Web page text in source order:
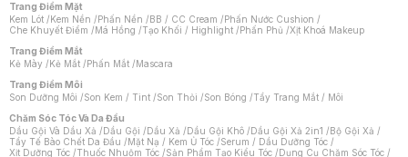
Trang Điểm Mặt
Kem Lót /Kem Nền /Phấn Nền /BB / CC Cream /Phấn Nước Cushion /
Che Khuyết Điểm /Má Hồng /Tạo Khối / Highlight /Phấn Phủ /Xịt Khoá Makeup
Trang Điểm Mắt
Kẻ Mày /Kẻ Mắt /Phấn Mắt /Mascara
Trang Điểm Môi
Son Dưỡng Môi /Son Kem / Tint /Son Thỏi /Son Bóng /Tẩy Trang Mắt / Môi
Chăm Sóc Tóc Và Da Đầu
Dầu Gội Và Dầu Xả /Dầu Gội /Dầu Xả /Dầu Gội Khô /Dầu Gội Xả 2in1 /Bộ Gội Xả /
Tẩy Tế Bào Chết Da Đầu /Mặt Nạ / Kem Ủ Tóc /Serum / Dầu Dưỡng Tóc /
Xịt Dưỡng Tóc /Thuốc Nhuộm Tóc /Sản Phẩm Tạo Kiểu Tóc /Dụng Cụ Chăm Sóc Tóc /